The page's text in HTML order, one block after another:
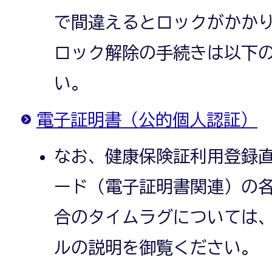
で間違えるとロックがかか
ロック解除の手続きは以下
い。
電子証明書（公的個人認証）
なお、健康保険証利用登録
ード（電子証明書関連）の
合のタイムラグについては
ルの説明を御覧ください。